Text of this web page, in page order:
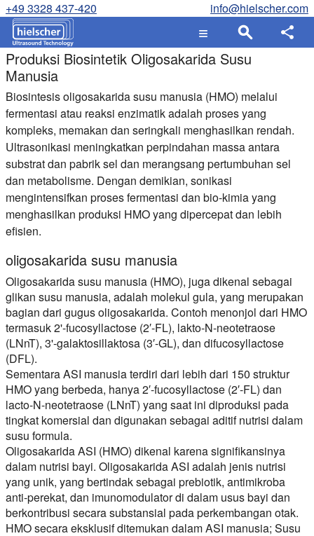
+49 3328 437-420 info@hielscher.com
Produksi Biosintetik Oligosakarida Susu
Manusia
Biosintesis oligosakarida susu manusia (HMO) melalui
fermentasi atau reaksi enzimatik adalah proses yang
kompleks, memakan dan seringkali menghasilkan rendah.
Ultrasonikasi meningkatkan perpindahan massa antara
substrat dan pabrik sel dan merangsang pertumbuhan sel
dan metabolisme. Dengan demikian, sonikasi
mengintensifkan proses fermentasi dan bio-kimia yang
menghasilkan produksi HMO yang dipercepat dan lebih
efisien.
oligosakarida susu manusia
Oligosakarida susu manusia (HMO), juga dikenal sebagai
glikan susu manusia, adalah molekul gula, yang merupakan
bagian dari gugus oligosakarida. Contoh menonjol dari HMO
termasuk 2'-fucosyllactose (2′-FL), lakto-N-neotetraose
(LNnT), 3'-galaktosillaktosa (3′-GL), dan difucosyllactose
(DFL).
Sementara ASI manusia terdiri dari lebih dari 150 struktur
HMO yang berbeda, hanya 2′-fucosyllactose (2′-FL) dan
lacto-N-neotetraose (LNnT) yang saat ini diproduksi pada
tingkat komersial dan digunakan sebagai aditif nutrisi dalam
susu formula.
Oligosakarida ASI (HMO) dikenal karena signifikansinya
dalam nutrisi bayi. Oligosakarida ASI adalah jenis nutrisi
yang unik, yang bertindak sebagai prebiotik, antimikroba
anti-perekat, dan imunomodulator di dalam usus bayi dan
berkontribusi secara substansial pada perkembangan otak.
HMO secara eksklusif ditemukan dalam ASI manusia; Susu